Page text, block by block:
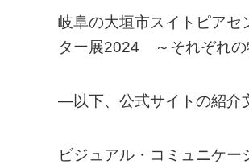
岐阜の大垣市スイトピア
ター展2024 ～それぞれの
—以下、公式サイトの紹
ビジュアル・コミュニケー